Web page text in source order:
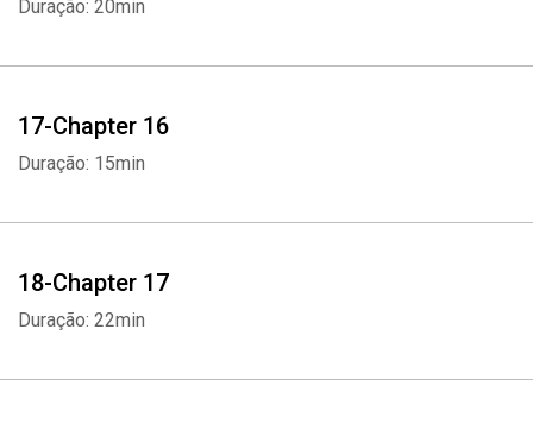
Duração: 20min
17-Chapter 16
Duração: 15min
18-Chapter 17
Duração: 22min